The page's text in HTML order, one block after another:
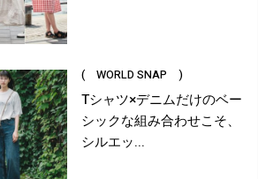
( WORLD SNAP )
Tシャツ×デニムだけのベー
シックな組み合わせこそ、
シルエッ...